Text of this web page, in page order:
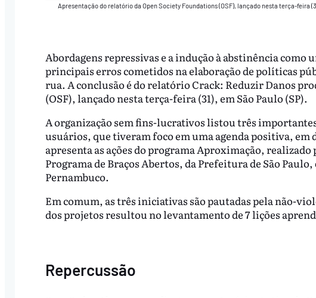
Apresentação do relatório da Open Society Foundations (OSF), lançado nesta terça-feira
Abordagens repressivas e a indução à abstinência como
principais erros cometidos na elaboração de políticas
rua. A conclusão é do relatório Crack: Reduzir Danos
(OSF), lançado nesta terça-feira (31), em São Paulo (SP).
A organização sem fins-lucrativos listou três
usuários, que tiveram foco em uma agenda positiva, em
apresenta as ações do programa Aproximação, realizado
Programa de Braços Abertos, da Prefeitura de São
Pernambuco.
Em comum, as três iniciativas são pautadas pela não-
dos projetos resultou no levantamento de 7 lições
Repercussão